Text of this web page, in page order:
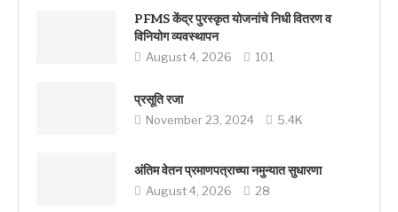
PFMS केंद्र पुरस्कृत योजनांचे निधी वितरण व
विनियोग व्यवस्थापन
August 4, 2026 101
प्रसूति रजा
November 23, 2024 5.4K
अंतिम वेतन प्रमाणपत्राच्या नमुन्यात सुधारणा
August 4, 2026 28